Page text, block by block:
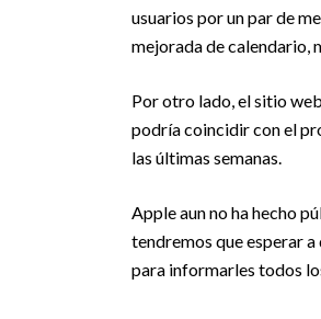
usuarios por un par de
mejorada de calendario,
Por otro lado, el sitio
podría coincidir con el
las últimas semanas.
Apple aun no ha hecho
tendremos que esperar
para informarles todos